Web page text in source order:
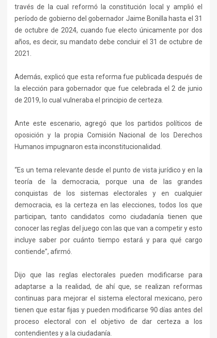
través de la cual reformó la constitución local y amplió el
período de gobierno del gobernador Jaime Bonilla hasta el 31
de octubre de 2024, cuando fue electo únicamente por dos
años, es decir, su mandato debe concluir el 31 de octubre de
2021.
Además, explicó que esta reforma fue publicada después de
la elección para gobernador que fue celebrada el 2 de junio
de 2019, lo cual vulneraba el principio de certeza.
Ante este escenario, agregó que los partidos políticos de
oposición y la propia Comisión Nacional de los Derechos
Humanos impugnaron esta inconstitucionalidad.
“Es un tema relevante desde el punto de vista jurídico y en la
teoría de la democracia, porque una de las grandes
conquistas de los sistemas electorales y en cualquier
democracia, es la certeza en las elecciones, todos los que
participan, tanto candidatos como ciudadanía tienen que
conocer las reglas del juego con las que van a competir y esto
incluye saber por cuánto tiempo estará y para qué cargo
contiende”, afirmó.
Dijo que las reglas electorales pueden modificarse para
adaptarse a la realidad, de ahí que, se realizan reformas
continuas para mejorar el sistema electoral mexicano, pero
tienen que estar fijas y pueden modificarse 90 días antes del
proceso electoral con el objetivo de dar certeza a los
contendientes y a la ciudadanía.